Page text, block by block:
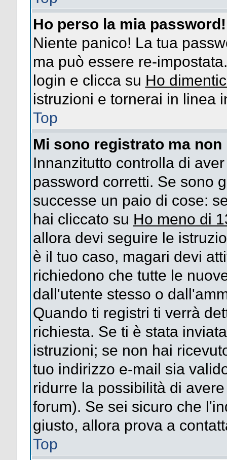
Ho perso la mia password!
Niente panico! La tua
ma può essere re-
login e clicca su Ho
istruzioni e tornerai in linea
Top
Mi sono registrato ma
Innanzitutto controlla di
password corretti. Se sono
successe un paio di cose:
hai cliccato su Ho meno di
allora devi seguire le
è il tuo caso, magari devi
richiedono che tutte le
dall'utente stesso o
Quando ti registri ti verrà
richiesta. Se ti è stata
istruzioni; se non hai
tuo indirizzo e-mail sia
ridurre la possibilità di
forum). Se sei sicuro che
giusto, allora prova a
Top